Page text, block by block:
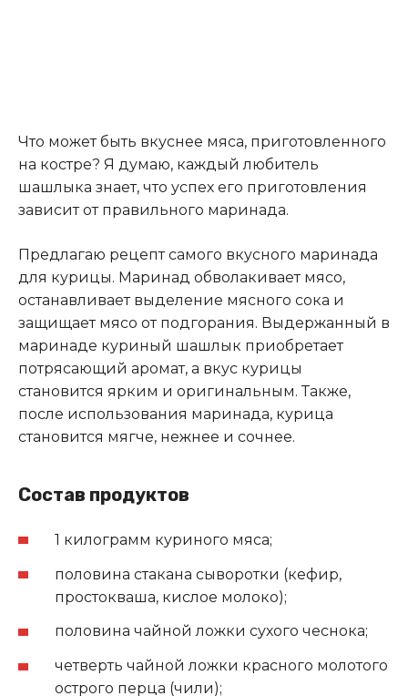
Что может быть вкуснее мяса, приготовленного
на костре? Я думаю, каждый любитель
шашлыка знает, что успех его приготовления
зависит от правильного маринада.
Предлагаю рецепт самого вкусного маринада
для курицы. Маринад обволакивает мясо,
останавливает выделение мясного сока и
защищает мясо от подгорания. Выдержанный в
маринаде куриный шашлык приобретает
потрясающий аромат, а вкус курицы
становится ярким и оригинальным. Также,
после использования маринада, курица
становится мягче, нежнее и сочнее.
Состав продуктов
1 килограмм куриного мяса;
половина стакана сыворотки (кефир,
простокваша, кислое молоко);
половина чайной ложки сухого чеснока;
четверть чайной ложки красного молотого
острого перца (чили);